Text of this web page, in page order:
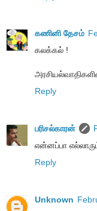
கணினி தேசம்
கலக்கல் !
Reply
பரிசல்காரன்
என்னப்பா
Reply
Unknown